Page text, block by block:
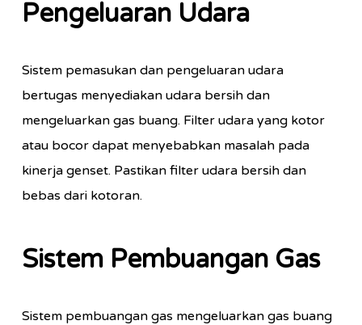
Pengeluaran Udara
Sistem pemasukan dan pengeluaran udara
bertugas menyediakan udara bersih dan
mengeluarkan gas buang. Filter udara yang kotor
atau bocor dapat menyebabkan masalah pada
kinerja genset. Pastikan filter udara bersih dan
bebas dari kotoran.
Sistem Pembuangan Gas
Sistem pembuangan gas mengeluarkan gas buang